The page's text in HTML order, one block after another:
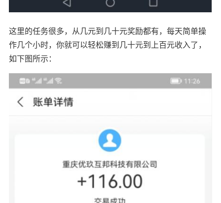
这里的任务很多，从几元到几十元奖励都有，每天简单操
作几个小时，你就可以轻松赚到几十元到上百元收入了，
如下图所示：